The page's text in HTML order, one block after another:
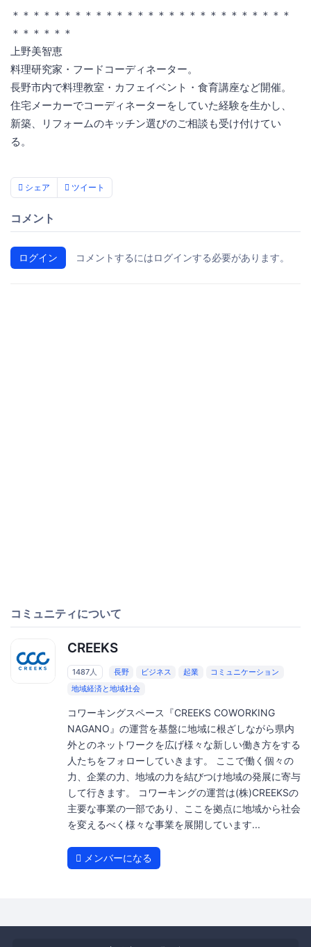
＊＊＊＊＊＊＊＊＊＊＊＊＊＊＊＊＊＊＊＊＊＊＊＊＊＊＊
＊＊＊＊＊＊
上野美智恵
料理研究家・フードコーディネーター。
長野市内で料理教室・カフェイベント・食育講座など開催。
住宅メーカーでコーディネーターをしていた経験を生かし、
新築、リフォームのキッチン選びのご相談も受け付けてい
る。
シェア ツイート
コメント
ログイン コメントするにはログインする必要があります。
コミュニティについて
CREEKS
1487人 長野 ビジネス 起業
コミュニケーション
地域経済と地域社会
コワーキングスペース『CREEKS COWORKING
NAGANO』の運営を基盤に地域に根ざしながら県内
外とのネットワークを広げ様々な新しい働き方をする
人たちをフォローしていきます。 ここで働く個々の
力、企業の力、地域の力を結びつけ地域の発展に寄与
して行きます。 コワーキングの運営は(株)CREEKSの
主要な事業の一部であり、ここを拠点に地域から社会
を変えるべく様々な事業を展開しています...
メンバーになる